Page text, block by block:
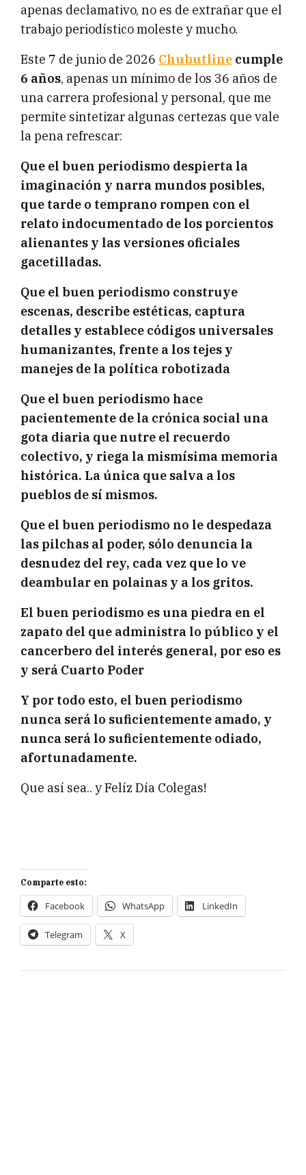
apenas declamativo, no es de extrañar que el
trabajo periodístico moleste y mucho.
Este 7 de junio de 2026 Chubutline cumple
6 años, apenas un mínimo de los 36 años de
una carrera profesional y personal, que me
permite sintetizar algunas certezas que vale
la pena refrescar:
Que el buen periodismo despierta la
imaginación y narra mundos posibles,
que tarde o temprano rompen con el
relato indocumentado de los porcientos
alienantes y las versiones oficiales
gacetilladas.
Que el buen periodismo construye
escenas, describe estéticas, captura
detalles y establece códigos universales
humanizantes, frente a los tejes y
manejes de la política robotizada
Que el buen periodismo hace
pacientemente de la crónica social una
gota diaria que nutre el recuerdo
colectivo, y riega la mismísima memoria
histórica. La única que salva a los
pueblos de sí mismos.
Que el buen periodismo no le despedaza
las pilchas al poder, sólo denuncia la
desnudez del rey, cada vez que lo ve
deambular en polainas y a los gritos.
El buen periodismo es una piedra en el
zapato del que administra lo público y el
cancerbero del interés general, por eso es
y será Cuarto Poder
Y por todo esto, el buen periodismo
nunca será lo suficientemente amado, y
nunca será lo suficientemente odiado,
afortunadamente.
Que así sea.. y Felíz Día Colegas!
Comparte esto:
Facebook WhatsApp LinkedIn
Telegram X